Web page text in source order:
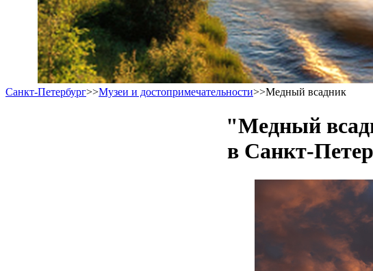
Санкт-Петербург>>Музеи и достопримечательности>>Медный всадник
"Медный
в Санкт-